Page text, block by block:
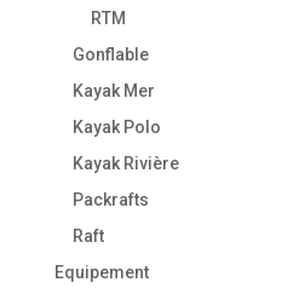
RTM
Gonflable
Kayak Mer
Kayak Polo
Kayak Rivière
Packrafts
Raft
Equipement